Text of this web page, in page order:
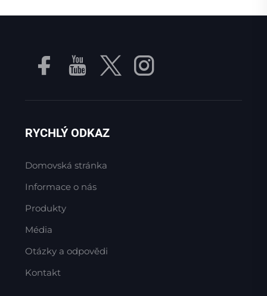
RYCHLÝ ODKAZ
Domovská stránka
Informace o nás
Produkty
Média
Otázky a odpovědi
Kontakt